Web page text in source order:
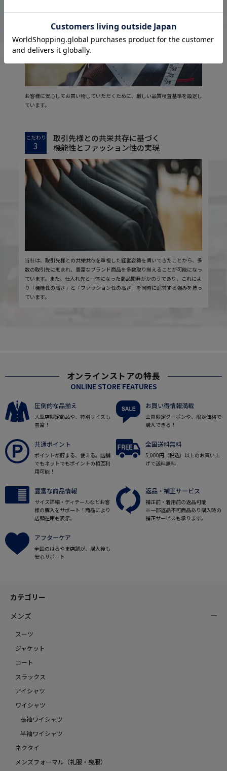
お客様に安心してお買い物していただくために、厳しい品質検査基準を設定し
ています。
こだわり
3
取引先様との共栄共存に基づく
機能性とファッション性の実現
当社は、取引先様との共栄共存を重視した経営姿勢を貫いてきたことから、多
数の取引先に恵まれ、豊富なブランド商品を多数取り揃えることが可能になっ
ています。また、仕入れ先と一体になった商品開発がかのうであり、これによ
り「機能性の高さ」と「ファッション性の高さ」を同時に追求する強みを持っ
ています。
オンラインストアの特長
ONLINE STORE FEATURES
圧倒的な品揃え
大型店限定商品や、特別サイズも
豊富！
お買い得情報満載
会員限定クーポンや、限定価格で
購入できる！
共通ポイント
ポイントが貯まる、使える。店舗
でもネットでもポイントの相互利
用可能！
全国送料無料
5,000円（税込）以上のお買い上
げで送料無料
豊富な商品情報
サイズ詳細・ディテールなどお客
様の購入をサポート！商品により
店頭在庫も表示。
返品・補正サービス
補正前・着用前の返品可能
※一部返品不可商品あり購入時の
補正サービスも承ります。
アフターケア
全国のはるやま店舗が、購入後も
安心サポート
カテゴリー
メンズ
スーツ
ジャケット
コート
スラックス
アイシャツ
ワイシャツ
長袖ワイシャツ
半袖ワイシャツ
ネクタイ
メンズフォーマル（礼服・喪服）